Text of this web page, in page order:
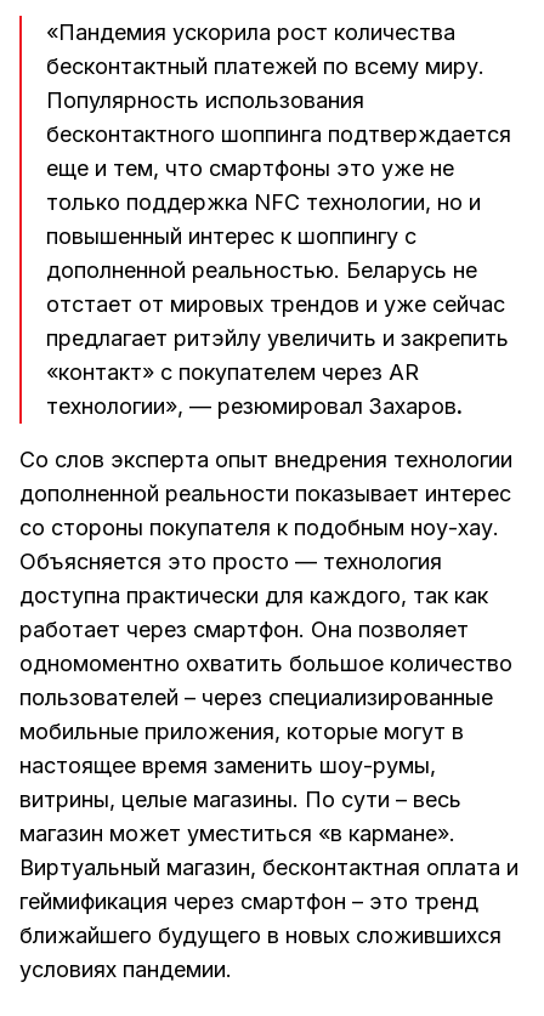
«Пандемия ускорила рост количества
бесконтактный платежей по всему миру.
Популярность использования
бесконтактного шоппинга подтверждается
еще и тем, что смартфоны это уже не
только поддержка NFC технологии, но и
повышенный интерес к шоппингу с
дополненной реальностью. Беларусь не
отстает от мировых трендов и уже сейчас
предлагает ритэйлу увеличить и закрепить
«контакт» с покупателем через AR
технологии», — резюмировал Захаров.
Со слов эксперта опыт внедрения технологии
дополненной реальности показывает интерес
со стороны покупателя к подобным ноу-хау.
Объясняется это просто — технология
доступна практически для каждого, так как
работает через смартфон. Она позволяет
одномоментно охватить большое количество
пользователей – через специализированные
мобильные приложения, которые могут в
настоящее время заменить шоу-румы,
витрины, целые магазины. По сути – весь
магазин может уместиться «в кармане».
Виртуальный магазин, бесконтактная оплата и
геймификация через смартфон – это тренд
ближайшего будущего в новых сложившихся
условиях пандемии.